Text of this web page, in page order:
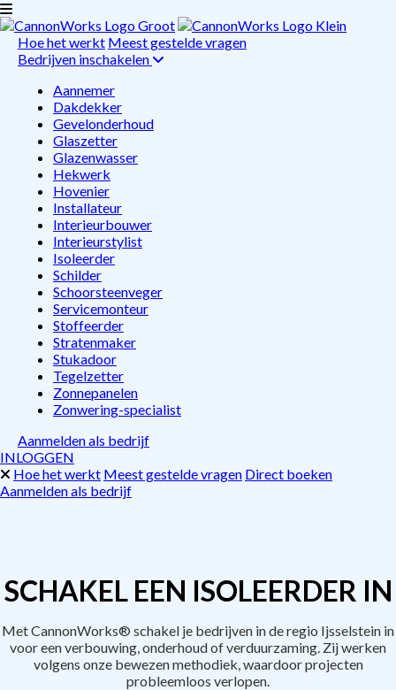
Hoe het werkt Meest gestelde vragen
Bedrijven inschakelen
Aannemer
Dakdekker
Gevelonderhoud
Glaszetter
Glazenwasser
Hekwerk
Hovenier
Installateur
Interieurbouwer
Interieurstylist
Isoleerder
Schilder
Schoorsteenveger
Servicemonteur
Stoffeerder
Stratenmaker
Stukadoor
Tegelzetter
Zonnepanelen
Zonwering-specialist
Aanmelden als bedrijf
INLOGGEN
Hoe het werkt Meest gestelde vragen Direct boeken
Aanmelden als bedrijf
SCHAKEL EEN ISOLEERDER IN
Met CannonWorks® schakel je bedrijven in de regio Ijsselstein in
voor een verbouwing, onderhoud of verduurzaming. Zij werken
volgens onze bewezen methodiek, waardoor projecten
probleemloos verlopen.